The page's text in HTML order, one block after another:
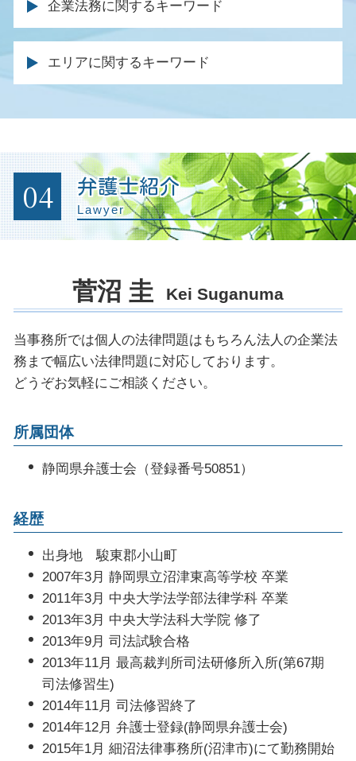
遺産分割 遺言
死亡 退職金
遺留分 裁判
不動産相続 分割
調停 弁護士
離婚 法律事務所
離婚協議書 内容
養育費 調停
離婚届 親権
後遺症 逸失利益
事故 診断書 保険会社
人身事故 物損事故 違い
後遺障害 等級 認定
事故 保険会社 交渉
被害者 請求期間
交通事故 休業損害 計算
官報に載る デメリット
破産 個人再生
自己破産 債権者 通知
個人再生 官報
任意整理 信用情報
時効 債務
任意整理 法律事務所
自己破産 就職
個人再生 メリット
家賃滞納 回収
土地 契約トラブル
不法占拠 立ち退き
不動産会社 トラブル 相談
土地 トラブル 相談
土地 購入 トラブル
不動産売買 仲介トラブル
建物 明け渡し 訴訟
賃貸住宅 トラブル
不動産 仲介業者 トラブル
刑事裁判 否認事件
起訴 執行猶予
刑事事件 不起訴
不起訴 弁護士
起訴された場合
痴漢 弁護人
示談 前科
刑事事件 裁判
示談 刑事事件
刑事事件 起訴
警察 逮捕 流れ
公判請求 起訴
有罪 回避
企業法務に関するキーワード
商標権 侵害 ロゴ
企業 法務部
未払い金 回収 方法
企業法務 仕事内容
法務 チェック
顧問弁護士 法律事務所
残業代請求 会社側
法務部 弁護士
クレーム 対応 弁護士
リーガル チェック 法務部
顧問弁護士 契約書
会社の顧問弁護士
法務 企業
企業間訴訟 弁護士
エリアに関するキーワード
04 弁護士紹介
Lawyer
菅沼 圭 Kei Suganuma
当事務所では個人の法律問題はもちろん法人の企業法
務まで幅広い法律問題に対応しております。
どうぞお気軽にご相談ください。
所属団体
静岡県弁護士会（登録番号50851）
経歴
出身地 駿東郡小山町
2007年3月 静岡県立沼津東高等学校 卒業
2011年3月 中央大学法学部法律学科 卒業
2013年3月 中央大学法科大学院 修了
2013年9月 司法試験合格
2013年11月 最高裁判所司法研修所入所(第67期
司法修習生)
2014年11月 司法修習終了
2014年12月 弁護士登録(静岡県弁護士会)
2015年1月 細沼法律事務所(沼津市)にて勤務開始